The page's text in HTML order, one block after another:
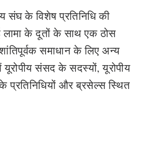
संघ के विशेष प्रतिनिधि की
लामा के दूतों के साथ एक ठोस
समाधान के लिए अन्य
संसद के सदस्यों, यूरोपीय
प्रतिनिधियों और ब्रसेल्स स्थित